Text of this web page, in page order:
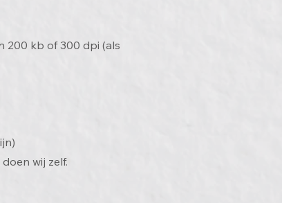
200 kb of 300 dpi (als
wij zelf.